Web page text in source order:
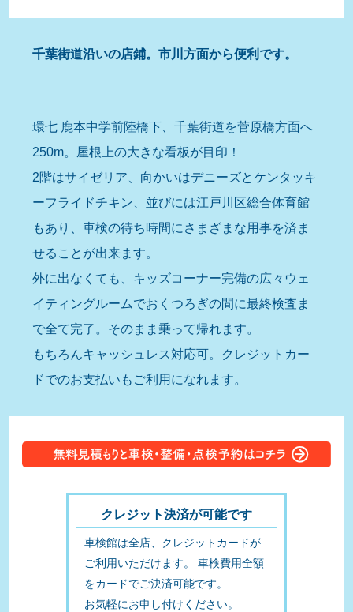
千葉街道沿いの店鋪。市川方面から便利です。
環七 鹿本中学前陸橋下、千葉街道を菅原橋方面へ
250m。屋根上の大きな看板が目印！
2階はサイゼリア、向かいはデニーズとケンタッキ
ーフライドチキン、並びには江戸川区総合体育館
もあり、車検の待ち時間にさまざまな用事を済ま
せることが出来ます。
外に出なくても、キッズコーナー完備の広々ウェ
イティングルームでおくつろぎの間に最終検査ま
で全て完了。そのまま乗って帰れます。
もちろんキャッシュレス対応可。クレジットカー
ドでのお支払いもご利用になれます。
クレジット決済が可能です
車検館は全店、クレジットカードが
ご利用いただけます。 車検費用全額
をカードでご決済可能です。
お気軽にお申し付けください。